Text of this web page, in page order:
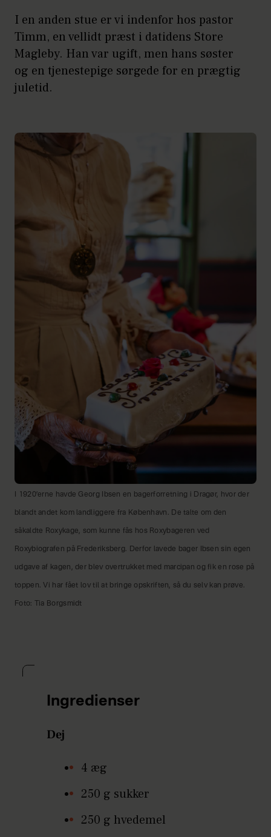
I en anden stue er vi indenfor hos pastor
Timm, en vellidt præst i datidens Store
Magleby. Han var ugift, men hans søster
og en tjenestepige sørgede for en prægtig
juletid.
I 1920’erne havde Georg Ibsen en bagerforretning i Dragør, hvor der
blandt andet kom landliggere fra København. De talte om den
såkaldte Roxykage, som kunne fås hos Roxybageren ved
Roxybiografen på Frederiksberg. Derfor lavede bager Ibsen sin egen
udgave af kagen, der blev overtrukket med marcipan og fik en rose på
toppen. Vi har fået lov til at bringe opskriften, så du selv kan prøve.
Foto: Tia Borgsmidt
Ingredienser
Dej
4 æg
250 g sukker
250 g hvedemel